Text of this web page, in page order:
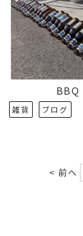
BBQ
雑貨 ブログ
< 前へ